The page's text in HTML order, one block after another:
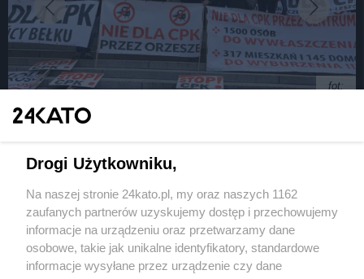
fot:
odbędzie się 15 marca 2025 r. Przemarsz pod
1 / 9
Wydawca mediów lokalnych
Drogi Użytkowniku,
Na naszej stronie 24kato.pl, my oraz naszych 1162
zaufanych partnerów uzyskujemy dostęp i przechowujemy
informacje na urządzeniu oraz przetwarzamy dane
osobowe, takie jak unikalne identyfikatory, standardowe
informacje wysyłane przez urządzenie czy dane